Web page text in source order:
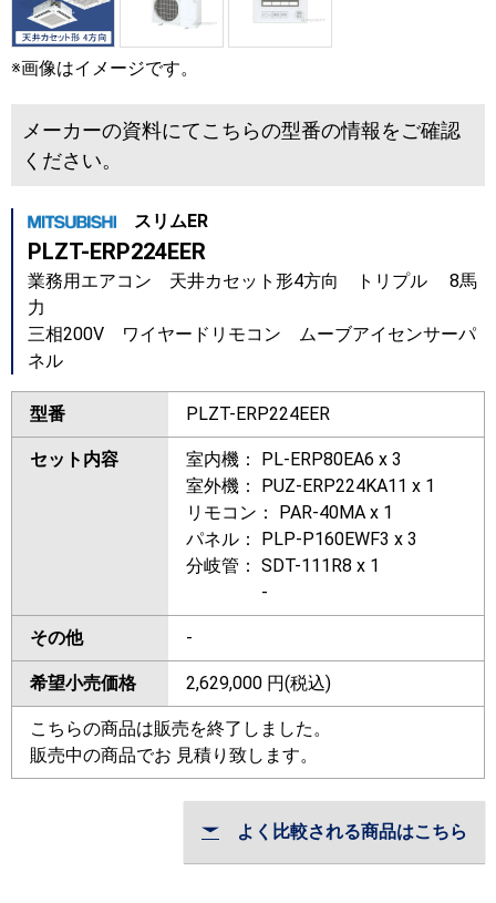
※画像はイメージです。
メーカーの資料にてこちらの型番の情報をご確認
ください。
スリムER
PLZT-ERP224EER
業務用エアコン 天井カセット形4方向 トリプル 8馬
力
三相200V ワイヤードリモコン ムーブアイセンサーパ
ネル
型番 PLZT-ERP224EER
セット内容
室内機： PL-ERP80EA6 x 3
室外機： PUZ-ERP224KA11 x 1
リモコン： PAR-40MA x 1
パネル： PLP-P160EWF3 x 3
分岐管： SDT-111R8 x 1
-
その他 -
希望小売価格 2,629,000 円(税込)
こちらの商品は販売を終了しました。
販売中の商品でお 見積り致します。
よく比較される商品はこちら